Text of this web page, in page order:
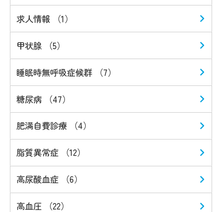
求人情報 （1）
甲状腺 （5）
睡眠時無呼吸症候群 （7）
糖尿病 （47）
肥満自費診療 （4）
脂質異常症 （12）
高尿酸血症 （6）
高血圧 （22）